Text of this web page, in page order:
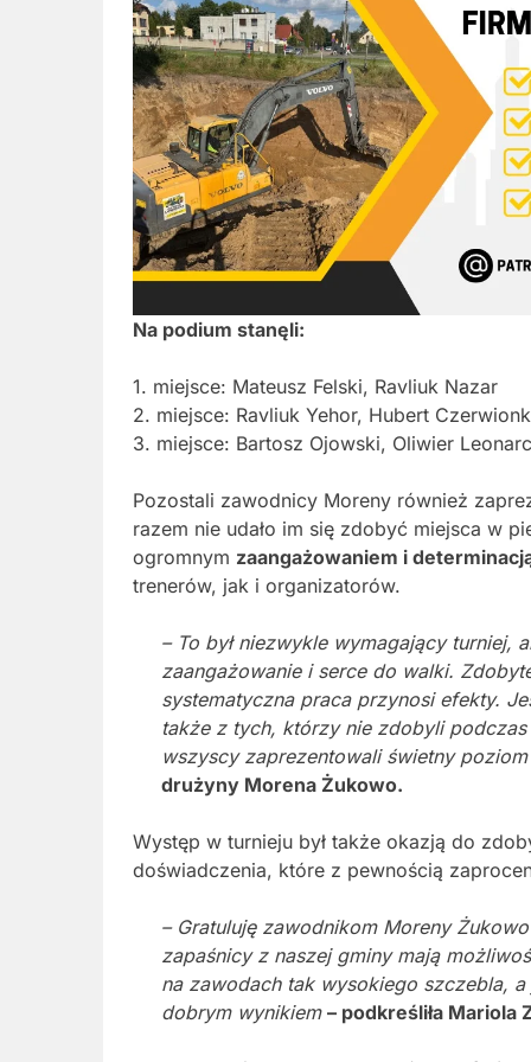
Na podium stanęli:
1. miejsce: Mateusz Felski, Ravliuk Nazar
2. miejsce: Ravliuk Yehor, Hubert
3. miejsce: Bartosz Ojowski, Oliwier
Pozostali zawodnicy Moreny również
razem nie udało im się zdobyć miejsca w
ogromnym zaangażowaniem i
trenerów, jak i organizatorów.
– To był niezwykle wymagający turniej,
zaangażowanie i serce do walki.
systematyczna praca przynosi efekty.
także z tych, którzy nie zdobyli
wszyscy zaprezentowali świetny
drużyny Morena Żukowo.
Występ w turnieju był także okazją do
doświadczenia, które z pewnością
– Gratuluję zawodnikom Moreny
zapaśnicy z naszej gminy mają
na zawodach tak wysokiego szczebla,
dobrym wynikiem – podkreśliła